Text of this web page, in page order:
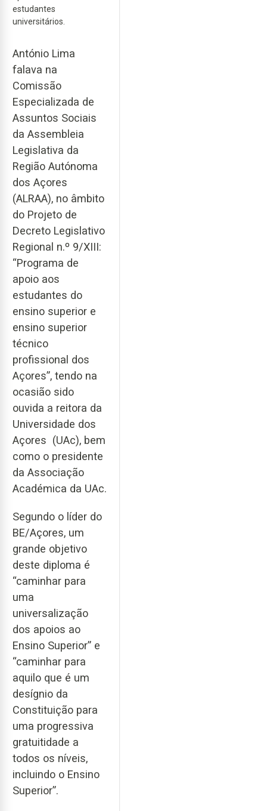
estudantes
universitários.
António Lima
falava na
Comissão
Especializada de
Assuntos Sociais
da Assembleia
Legislativa da
Região Autónoma
dos Açores
(ALRAA), no âmbito
do Projeto de
Decreto Legislativo
Regional n.º 9/XIII:
“Programa de
apoio aos
estudantes do
ensino superior e
ensino superior
técnico
profissional dos
Açores”, tendo na
ocasião sido
ouvida a reitora da
Universidade dos
Açores (UAc), bem
como o presidente
da Associação
Académica da UAc.
Segundo o líder do
BE/Açores, um
grande objetivo
deste diploma é
“caminhar para
uma
universalização
dos apoios ao
Ensino Superior” e
“caminhar para
aquilo que é um
desígnio da
Constituição para
uma progressiva
gratuitidade a
todos os níveis,
incluindo o Ensino
Superior”.